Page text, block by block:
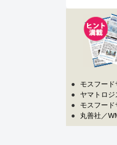
●
モスフー
●
ヤマトロ
●
モスフー
●
丸善社／